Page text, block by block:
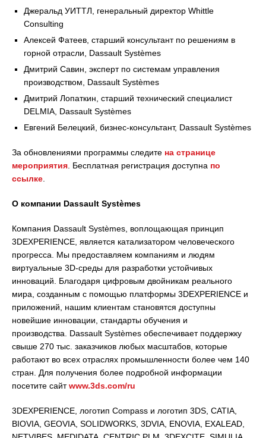
Джеральд УИТТЛ, генеральный директор Whittle
Consulting
Алексей Фатеев, старший консультант по решениям в
горной отрасли, Dassault Systèmes
Дмитрий Савин, эксперт по системам управления
производством, Dassault Systèmes
Дмитрий Лопаткин, старший технический специалист
DELMIA, Dassault Systèmes
Евгений Белецкий, бизнес-консультант, Dassault Systèmes
За обновлениями программы следите на странице
мероприятия . Бесплатная регистрация доступна по
ссылке
О компании Dassault Systèmes
Компания Dassault Systèmes, воплощающая принцип
3DEXPERIENCE, является катализатором человеческого
прогресса. Мы предоставляем компаниям и людям
виртуальные 3D-среды для разработки устойчивых
инноваций. Благодаря цифровым двойникам реального
мира, созданным с помощью платформы 3DEXPERIENCE и
приложений, нашим клиентам становятся доступны
новейшие инновации, стандарты обучения и
производства. Dassault Systèmes обеспечивает поддержку
свыше 270 тыс. заказчиков любых масштабов, которые
работают во всех отраслях промышленности более чем 140
стран. Для получения более подробной информации
посетите сайтwww.3ds.com/ru
3DEXPERIENCE, логотип Compass и логотип 3DS, CATIA,
BIOVIA, GEOVIA, SOLIDWORKS, 3DVIA, ENOVIA, EXALEAD,